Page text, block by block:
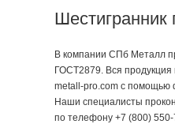
Шестигранник
В компании СПб Металл
ГОСТ2879. Вся
metall-pro.com с помощью
Наши специалисты
по телефону +7 (800)